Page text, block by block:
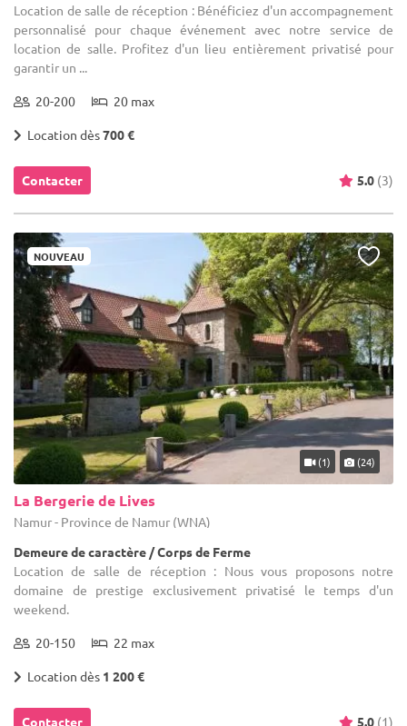
Location de salle de réception : Bénéficiez d'un accompagnement
personnalisé pour chaque événement avec notre service de
location de salle. Profitez d'un lieu entièrement privatisé pour
garantir un ...
20-200 20 max
Location dès700 €
Contacter 5.0 (3)
NOUVEAU
(1) (24)
La Bergerie de Lives
Namur - Province de Namur (WNA)
Demeure de caractère / Corps de Ferme
Location de salle de réception : Nous vous proposons notre
domaine de prestige exclusivement privatisé le temps d'un
weekend.
20-150 22 max
Location dès 1 200 €
Contacter 5.0 (1)